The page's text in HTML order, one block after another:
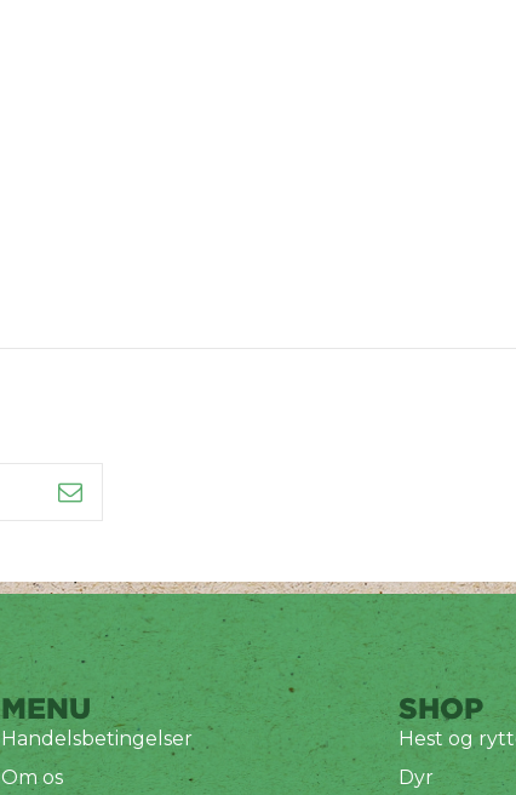
MENU
Handelsbetingelser
Om os
SHOP
Hest og
Dyr